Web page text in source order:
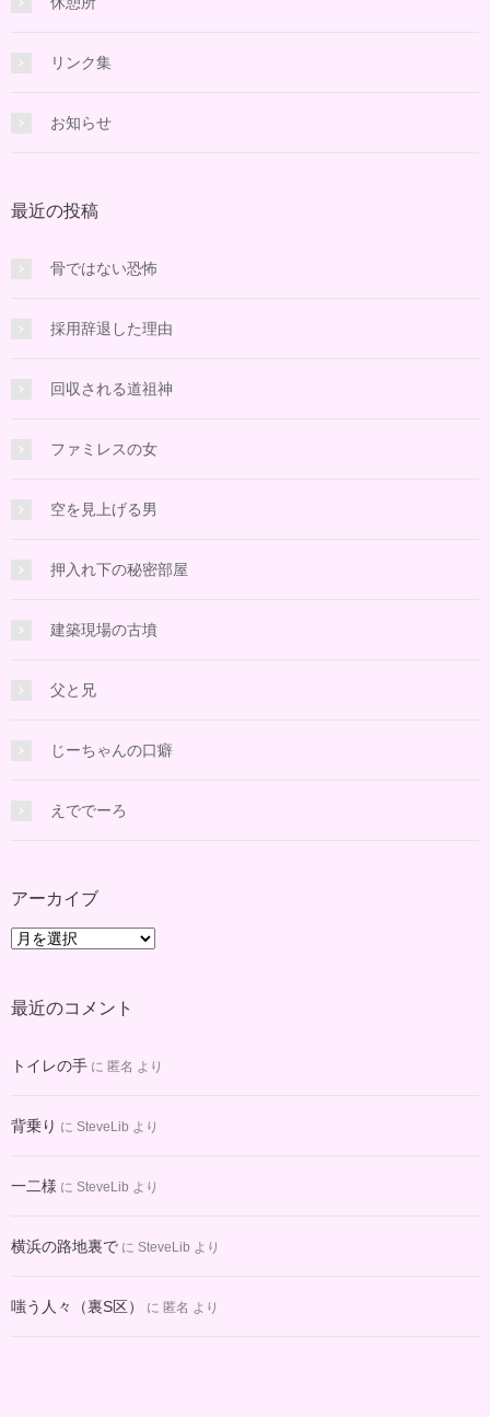
リンク集
お知らせ
最近の投稿
骨ではない恐怖
採用辞退した理由
回収される道祖神
ファミレスの女
空を見上げる男
押入れ下の秘密部屋
建築現場の古墳
父と兄
じーちゃんの口癖
えででーろ
アーカイブ
ア
イ
最近のコメント
トイレの手 に 匿名 より
背乗り に SteveLib より
一二様 に SteveLib より
横浜の路地裏で に SteveLib より
嗤う人々（裏S区） に 匿名 より